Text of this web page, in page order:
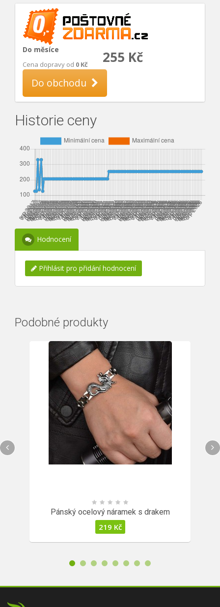
Do měsíce
Cena dopravy od 0 Kč 255 Kč
Do obchodu
Historie ceny
Hodnocení
Přihlásit pro přidání hodnocení
Podobné produkty
Pánský ocelový náramek s drakem
219 Kč